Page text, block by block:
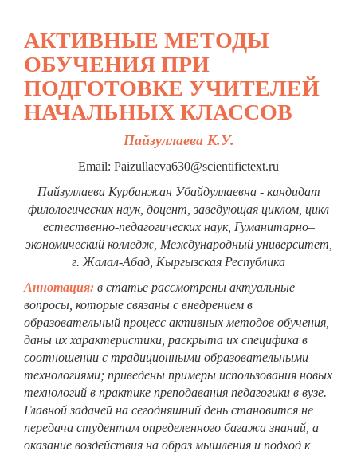
АКТИВНЫЕ МЕТОДЫ
ОБУЧЕНИЯ ПРИ
ПОДГОТОВКЕ УЧИТЕЛЕЙ
НАЧАЛЬНЫХ КЛАССОВ
Пайзуллаева К.У.
Email: Paizullaeva630@scientifictext.ru
Пайзуллаева Курбанжан Убайдуллаевна - кандидат
филологических наук, доцент, заведующая циклом, цикл
естественно-педагогических наук, Гуманитарно–
экономический колледж, Международный университет,
г. Жалал-Абад, Кыргызская Республика
Аннотация: в статье рассмотрены актуальные
вопросы, которые связаны с внедрением в
образовательный процесс активных методов обучения,
даны их характеристики, раскрыта их специфика в
соотношении с традиционными образовательными
технологиями; приведены примеры использования новых
технологий в практике преподавания педагогики в вузе.
Главной задачей на сегодняшний день становится не
передача студентам определенного багажа знаний, а
оказание воздействия на образ мышления и подход к